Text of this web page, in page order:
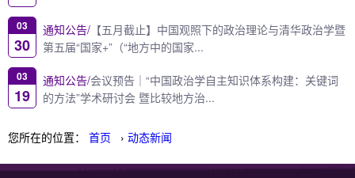
您所在的位置： 首页 › 动态新闻
03
30
通知公告/ 【五月截止】中国观照下的政治理论与清华政治学暨
第五届“国家+”（“地方中的国家...
03
19
通知公告/会议预告｜“中国政治学自主知识体系构建：关键词
的方法”学术研讨会 暨比较地方治...